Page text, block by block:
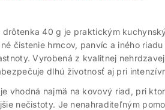
drôtenka 40 g je praktickým
čistenie hrncov, panvíc a iného
Vyrobená z kvalitnej
dlhú životnosť aj pri
vhodná najmä na kovový riad, pri
nečistoty. Je nenahraditeľným